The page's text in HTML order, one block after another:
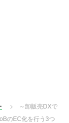
～卸販売DXで
のEC化を行う3つ